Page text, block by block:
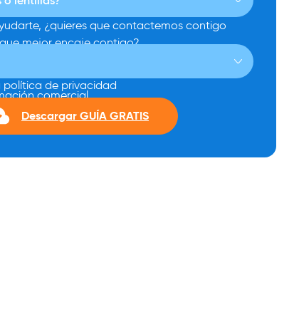
¿quieres que contactemos contigo
mejor encaje contigo?
política de privacidad
comercial
Descargar GUÍA GRATIS